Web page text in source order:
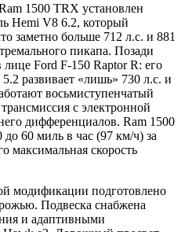
1500 TRX установлен
Hemi V8 6.2, который
заметно больше 712 л.с. и 881
пикапа. Позади
Ford F-150 Raptor R: его
развивает «лишь» 730 л.с. и
восьмиступенчатый
с электронной
дифференциалов. Ram 1500
до 60 миль в час (97 км/ч) за
максимальная скорость
модификации подготовлено
Подвеска снабжена
и адаптивными